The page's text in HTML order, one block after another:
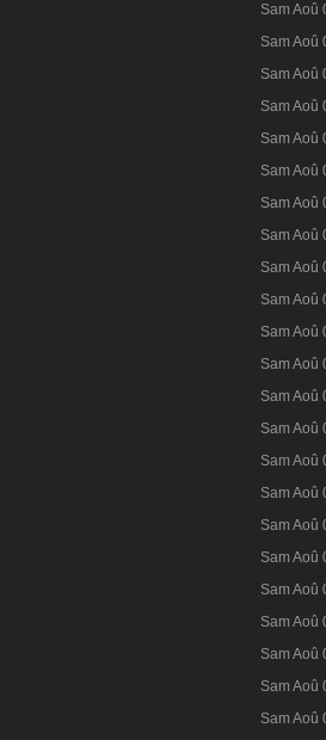
Sam Aoû
Sam Aoû
Sam Aoû
Sam Aoû
Sam Aoû
Sam Aoû
Sam Aoû
Sam Aoû
Sam Aoû
Sam Aoû
Sam Aoû
Sam Aoû
Sam Aoû
Sam Aoû
Sam Aoû
Sam Aoû
Sam Aoû
Sam Aoû
Sam Aoû
Sam Aoû
Sam Aoû
Sam Aoû
Sam Aoû